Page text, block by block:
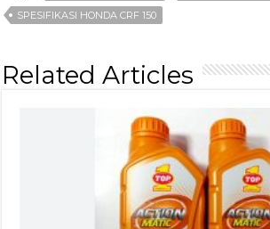
SPESIFIKASI HONDA CRF 150
Related Articles